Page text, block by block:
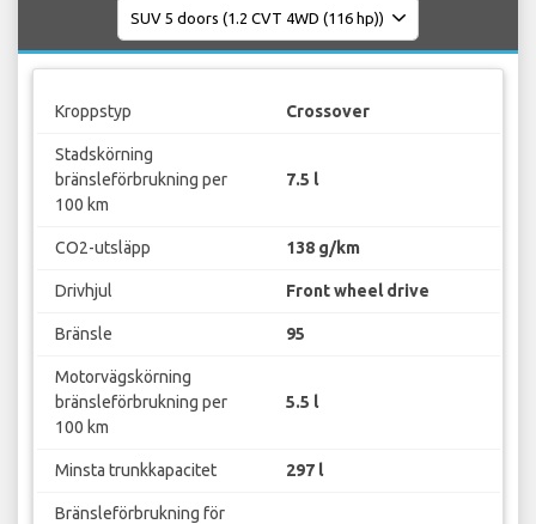
Kroppstyp Crossover
Stadskörning
bränsleförbrukning per
100 km
7.5 l
CO2-utsläpp 138 g/km
Drivhjul Front wheel drive
Bränsle 95
Motorvägskörning
bränsleförbrukning per
100 km
5.5 l
Minsta trunkkapacitet 297 l
Bränsleförbrukning för